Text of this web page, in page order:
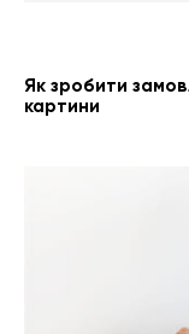
Як зробити
картини